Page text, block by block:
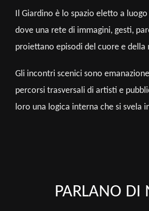
Il Giardino è lo spazio eletto a
dove una rete di immagini, gesti,
proiettano episodi del cuore e della
Gli incontri scenici sono
percorsi trasversali di artisti e
loro una logica interna che si svela
PARLANO DI